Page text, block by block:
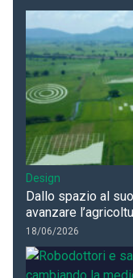
Design
Dallo spazio al
avanzare
18/06/2026